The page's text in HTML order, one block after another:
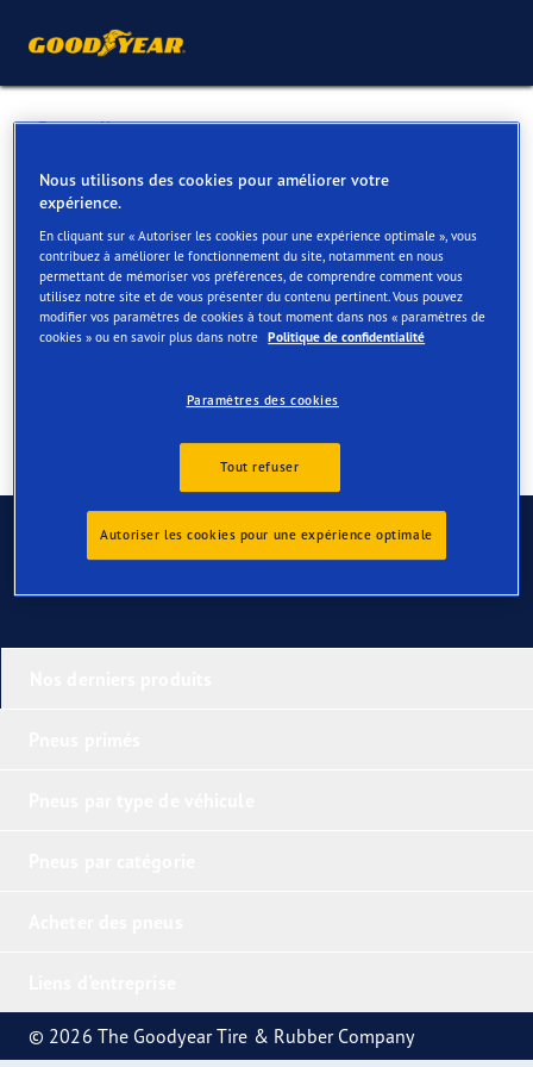
Retour liste
GARAGE DE GROOTE SA
Services disponibles en ligne et en magasin
Contact Services
Contactez-nous
© 2026 The Goodyear Tire & Rubber Company
Nous utilisons des cookies pour améliorer votre
expérience.
En cliquant sur « Autoriser les cookies pour une expérience optimale », vous
contribuez à améliorer le fonctionnement du site, notamment en nous
permettant de mémoriser vos préférences, de comprendre comment vous
utilisez notre site et de vous présenter du contenu pertinent. Vous pouvez
modifier vos paramètres de cookies à tout moment dans nos « paramètres de
cookies » ou en savoir plus dans notre Politique de confidentialité
Paramètres des cookies
Tout refuser
Autoriser les cookies pour une expérience optimale